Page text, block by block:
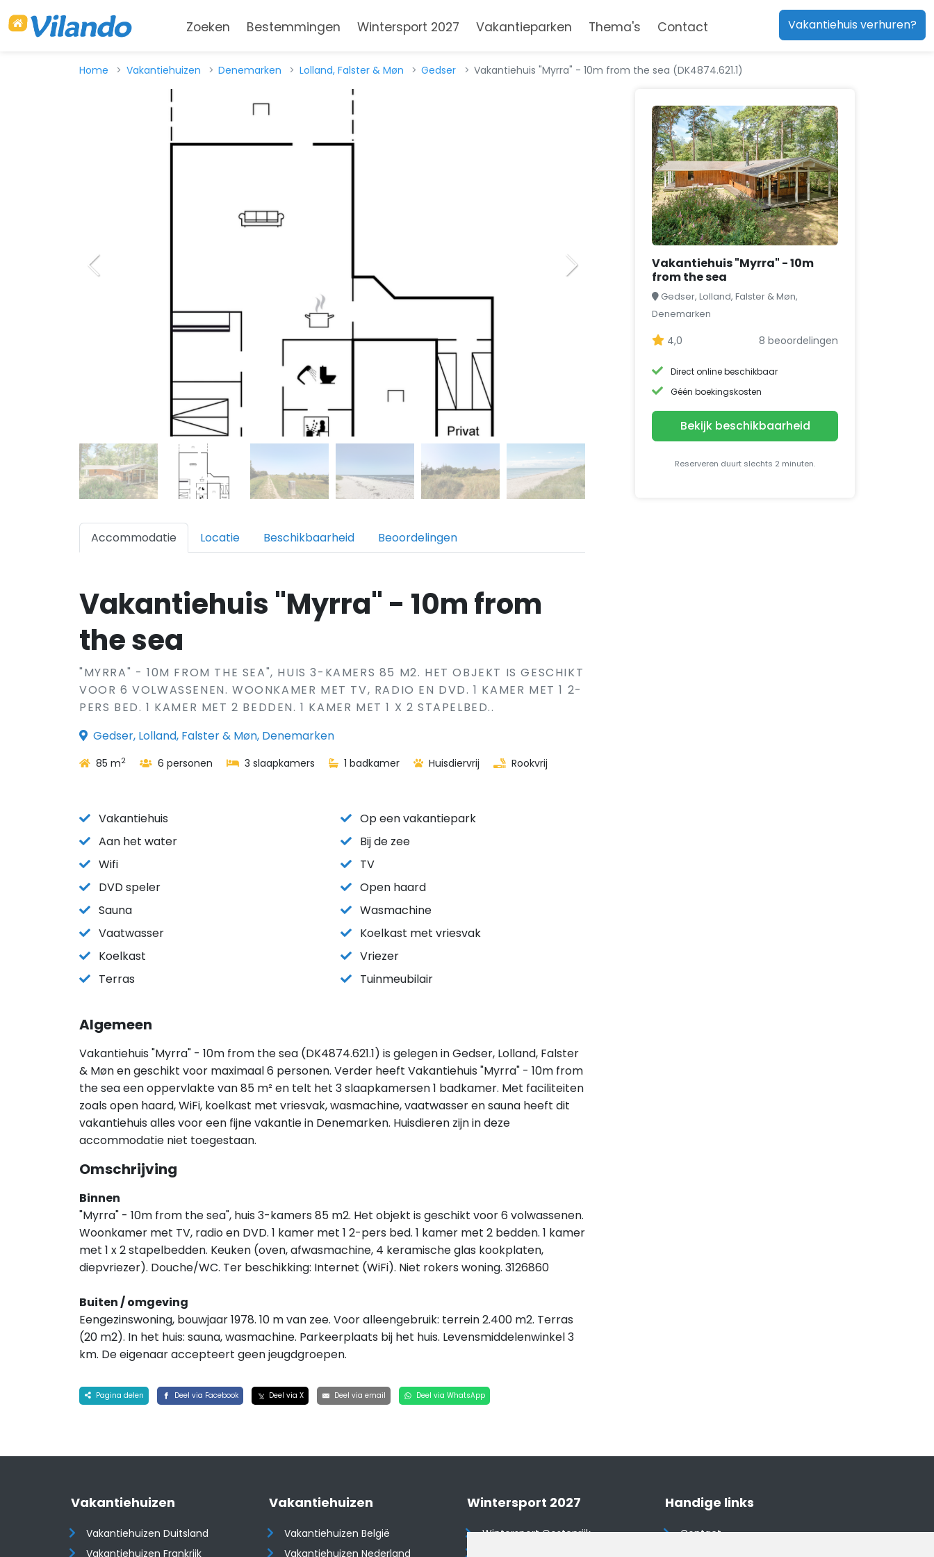
Zoeken Bestemmingen Wintersport 2027 Vakantieparken Thema's Contact Vakantiehuis verhuren?
Home Vakantiehuizen Denemarken Lolland, Falster & Møn Gedser Vakantiehuis "Myrra" - 10m from the sea (DK4874.621.1)
Accommodatie Locatie Beschikbaarheid Beoordelingen
Vakantiehuis "Myrra" - 10m from
the sea
"MYRRA" - 10M FROM THE SEA", HUIS 3-KAMERS 85 M2. HET OBJEKT IS GESCHIKT
VOOR 6 VOLWASSENEN. WOONKAMER MET TV, RADIO EN DVD. 1 KAMER MET 1 2-
PERS BED. 1 KAMER MET 2 BEDDEN. 1 KAMER MET 1 X 2 STAPELBED..
Gedser, Lolland, Falster & Møn, Denemarken
85 m2 6 personen 3 slaapkamers 1 badkamer Huisdiervrij Rookvrij
Vakantiehuis
Op een vakantiepark
Aan het water
Bij de zee
Wifi
TV
DVD speler
Open haard
Sauna
Wasmachine
Vaatwasser
Koelkast met vriesvak
Koelkast
Vriezer
Terras
Tuinmeubilair
Algemeen
Vakantiehuis "Myrra" - 10m from the sea (DK4874.621.1) is gelegen in Gedser, Lolland, Falster
& Møn en geschikt voor maximaal 6 personen. Verder heeft Vakantiehuis "Myrra" - 10m from
the sea een oppervlakte van 85 m² en telt het 3 slaapkamersen 1 badkamer. Met faciliteiten
zoals open haard, WiFi, koelkast met vriesvak, wasmachine, vaatwasser en sauna heeft dit
vakantiehuis alles voor een fijne vakantie in Denemarken. Huisdieren zijn in deze
accommodatie niet toegestaan.
Omschrijving
Binnen
"Myrra" - 10m from the sea", huis 3-kamers 85 m2. Het objekt is geschikt voor 6 volwassenen.
Woonkamer met TV, radio en DVD. 1 kamer met 1 2-pers bed. 1 kamer met 2 bedden. 1 kamer
met 1 x 2 stapelbedden. Keuken (oven, afwasmachine, 4 keramische glas kookplaten,
diepvriezer). Douche/WC. Ter beschikking: Internet (WiFi). Niet rokers woning. 3126860
Buiten / omgeving
Eengezinswoning, bouwjaar 1978. 10 m van zee. Voor alleengebruik: terrein 2.400 m2. Terras
(20 m2). In het huis: sauna, wasmachine. Parkeerplaats bij het huis. Levensmiddelenwinkel 3
km. De eigenaar accepteert geen jeugdgroepen.
Pagina delen Deel via Facebook Deel via X Deel via email Deel via WhatsApp
Vakantiehuis "Myrra" - 10m
from the sea
Gedser, Lolland, Falster & Møn,
Denemarken
4,0 8 beoordelingen
Direct online beschikbaar
Géén boekingskosten
Bekijk beschikbaarheid
Reserveren duurt slechts 2 minuten.
Vakantiehuizen
Vakantiehuizen Duitsland
Vakantiehuizen Frankrijk
Vakantiehuizen
Vakantiehuizen België
Vakantiehuizen Nederland
Wintersport 2027
Wintersport Oostenrijk
Handige links
Contact